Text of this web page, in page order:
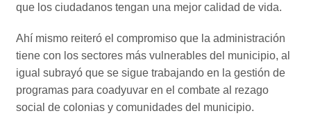
que los ciudadanos tengan una mejor calidad de vida.
Ahí mismo reiteró el compromiso que la administración
tiene con los sectores más vulnerables del municipio, al
igual subrayó que se sigue trabajando en la gestión de
programas para coadyuvar en el combate al rezago
social de colonias y comunidades del municipio.